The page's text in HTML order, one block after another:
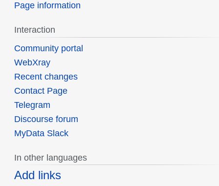
Page information
Interaction
Community portal
WebXray
Recent changes
Contact Page
Telegram
Discourse forum
MyData Slack
In other languages
Add links